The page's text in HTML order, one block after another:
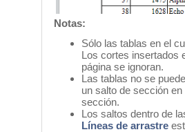
Notas:
Sólo las tablas en el
Los cortes insertados
página se ignoran.
Las tablas no se
un salto de sección
sección.
Los saltos dentro de
Líneas de arrastre